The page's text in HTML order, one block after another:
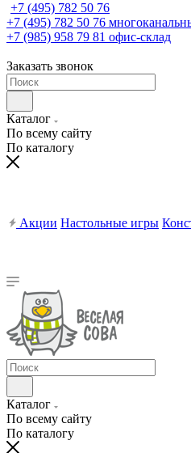
+7 (495) 782 50 76
+7 (495) 782 50 76
+7 (985) 958 79 81 офис-склад
Заказать звонок
Каталог
По всему сайту
По каталогу
Акции Настольные игры
Каталог
По всему сайту
По каталогу